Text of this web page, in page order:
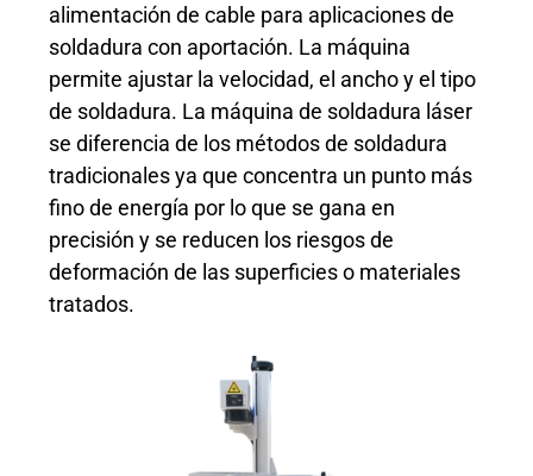
alimentación de cable para aplicaciones de
soldadura con aportación. La máquina
permite ajustar la velocidad, el ancho y el tipo
de soldadura. La máquina de soldadura láser
se diferencia de los métodos de soldadura
tradicionales ya que concentra un punto más
fino de energía por lo que se gana en
precisión y se reducen los riesgos de
deformación de las superficies o materiales
tratados.